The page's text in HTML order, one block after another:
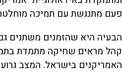
פעם מתנגשת עם תמיכה
הבעיה היא שהזמנים משתנים
קהל מראים שחיקה מתמדת
האמריקנים בישראל. המצב